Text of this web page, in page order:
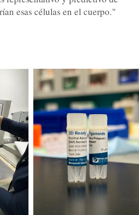
esas células en el cuerpo."